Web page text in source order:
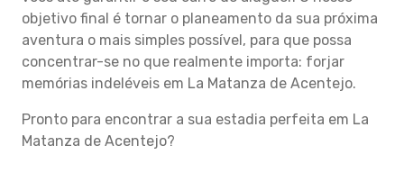
objetivo final é tornar o planeamento da sua próxima
aventura o mais simples possível, para que possa
concentrar-se no que realmente importa: forjar
memórias indeléveis em La Matanza de Acentejo.
Pronto para encontrar a sua estadia perfeita em La
Matanza de Acentejo?